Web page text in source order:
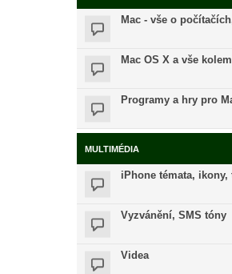
Mac - vše o
Mac OS X a vše
Programy a hry pro
MULTIMÉDIA
iPhone témata, ikony,
Vyzvánění, SMS tóny
Videa